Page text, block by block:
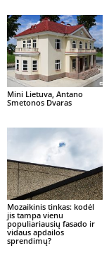
Mini Lietuva, Antano
Smetonos Dvaras
Mozaikinis tinkas: kodėl
jis tampa vienu
populiariausių fasado ir
vidaus apdailos
sprendimų?